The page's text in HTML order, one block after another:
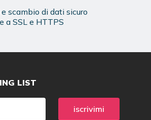
scambio di dati sicuro
a SSL e HTTPS
LIST